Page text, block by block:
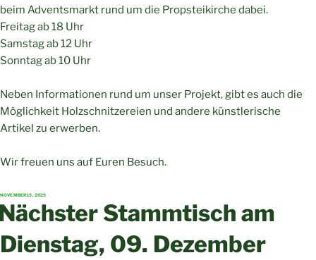
beim Adventsmarkt rund um die Propsteikirche dabei.
Freitag ab 18 Uhr
Samstag ab 12 Uhr
Sonntag ab 10 Uhr
Neben Informationen rund um unser Projekt, gibt es auch die
Möglichkeit Holzschnitzereien und andere künstlerische
Artikel zu erwerben.
Wir freuen uns auf Euren Besuch.
VERÖFFENTLICHT
NOVEMBER 15, 2025
Stammtisch am
Dienstag, 09. Dezember